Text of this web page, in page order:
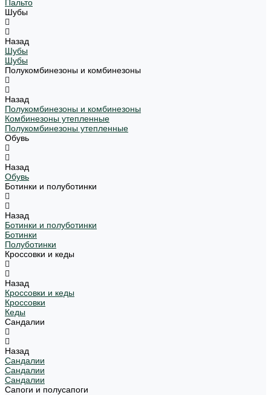
Пальто
Шубы
Назад
Шубы
Шубы
Полукомбинезоны и комбинезоны
Назад
Полукомбинезоны и комбинезоны
Комбинезоны утепленные
Полукомбинезоны утепленные
Обувь
Назад
Обувь
Ботинки и полуботинки
Назад
Ботинки и полуботинки
Ботинки
Полуботинки
Кроссовки и кеды
Назад
Кроссовки и кеды
Кроссовки
Кеды
Сандалии
Назад
Сандалии
Сандалии
Сандалии
Сапоги и полусапоги